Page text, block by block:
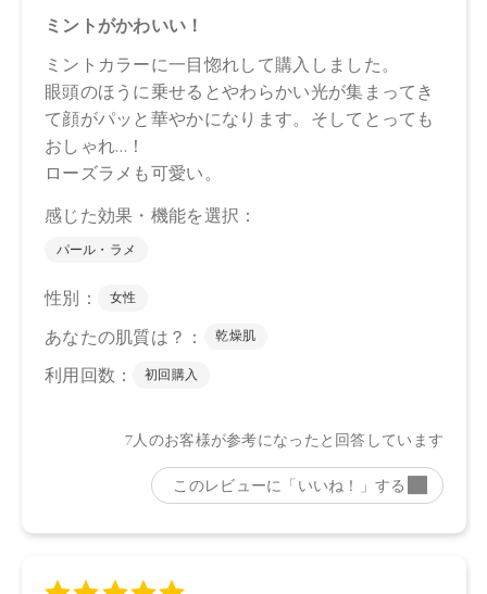
ェロール、アルガニアスピノサ核油、オプンチアフィクスイ
ンジカ種子油、カニナバラ果実油、スクワラン、ローズマリ
ー葉エキス、マイカ、合成フルオロフロゴパイト、酸化チタ
ン、酸化鉄、グンジョウ、銀、酸化クロム、赤226 、水酸化Al
・05 Lagoon Sunset
タルク、トリエチルヘキサノイン、ホウケイ酸（Ca／Al）、
リンゴ酸ジイソステアリル、イソステアリン酸水添ヒマシ
油、ラウリン酸亜鉛、酢酸セルロース、ポリグリセリル－3ポ
リジメチルシロキシエチルジメチコン、ホウケイ酸（Ca ／チ
タン）、シリカ、酸化スズ、トコフェロール、アルガニアス
ラ果実油、スクワラン、ローズマリー葉エキス、マイカ、合
成フルオロフロゴパイト、酸化チタン、酸化鉄、グンジョ
店舗でお問い合わせの際には、下記品番をお伝え下さい。
03：4571649065461
05：4571649065485